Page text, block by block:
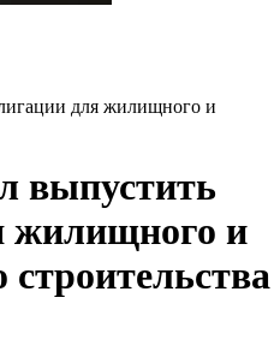
для жилищного и
выпустить
жилищного и
строительства